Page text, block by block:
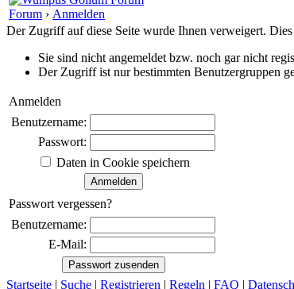
Forum › Anmelden
Der Zugriff auf diese Seite wurde Ihnen verweigert.
Sie sind nicht angemeldet bzw. noch gar nicht
Der Zugriff ist nur bestimmten Benutzergruppen
Anmelden
Benutzername:
Passwort:
Daten in Cookie speichern
Passwort vergessen?
Benutzername:
E-Mail:
Startseite | Suche | Registrieren | Regeln | FAQ |